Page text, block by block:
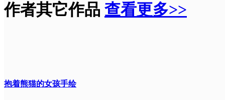
作者其它作品 查看更多>>
抱着熊猫的女孩手绘